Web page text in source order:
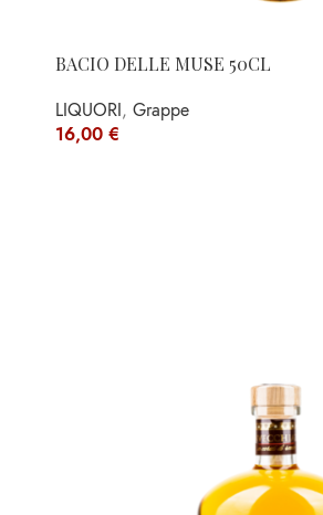
BACIO DELLE MUSE 50CL
LIQUORI, Grappe
16,00 €